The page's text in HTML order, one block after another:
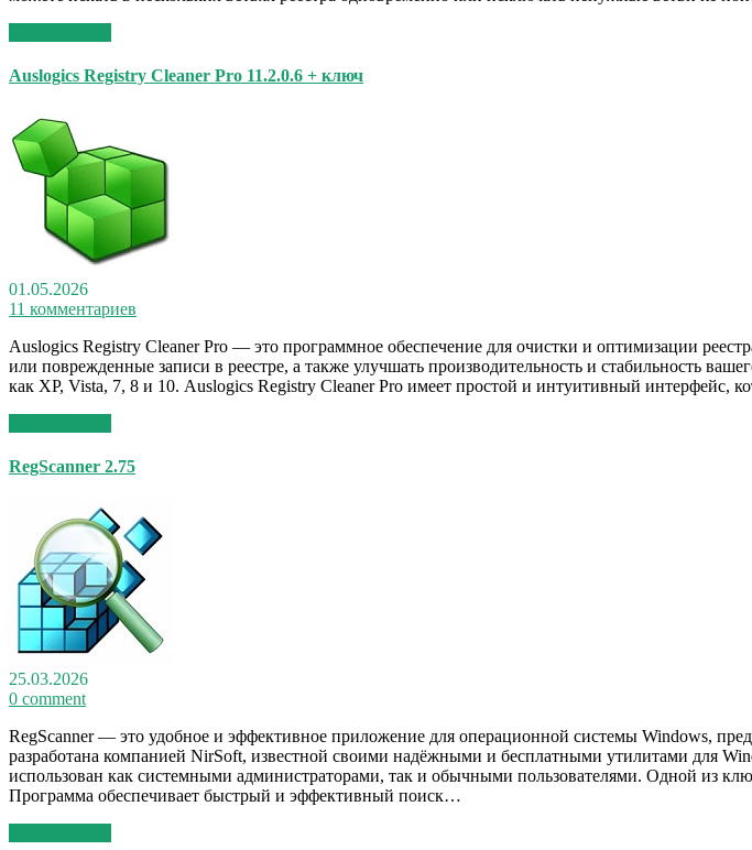
Auslogics Registry Cleaner Pro 11.2.0.6 + ключ
01.05.2026
11 комментариев
Auslogics Registry Cleaner Pro — это программное обеспечение для очистки и оптимизации
или поврежденные записи в реестре, а также улучшать производительность и стабильность
как XP, Vista, 7, 8 и 10. Auslogics Registry Cleaner Pro имеет простой и интуитивный интерфейс,
RegScanner 2.75
25.03.2026
0 comment
RegScanner — это удобное и эффективное приложение для операционной системы Windows,
разработана компанией NirSoft, известной своими надёжными и бесплатными утилитами для
использован как системными администраторами, так и обычными пользователями. Одной из
Программа обеспечивает быстрый и эффективный поиск…